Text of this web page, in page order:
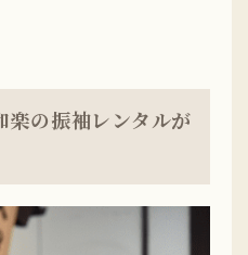
楽の振袖レンタルが